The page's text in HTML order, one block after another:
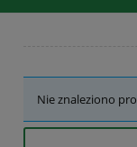
Nie znaleziono